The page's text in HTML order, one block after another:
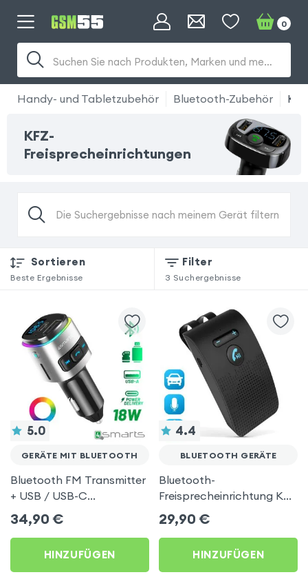
Suchen Sie nach Produkten, Marken und mehr...
0
Handy- und Tabletzubehör Bluetooth-Zubehör
KFZ-
Freisprecheinrichtungen
Die Suchergebnisse nach meinem Gerät filtern
Sortieren
Beste Ergebnisse
Filter
3 Suchergebnisse
5.0
GERÄTE MIT BLUETOOTH
Bluetooth FM Transmitter
+ USB / USB-C
Zigarettenanzünder-
Ladegerät, 4Smarts –
Schwarz
34,90 €
HINZUFÜGEN
4.4
BLUETOOTH GERÄTE
Bluetooth-
Freisprecheinrichtung KX1
Car Kit - Schwarz
29,90 €
HINZUFÜGEN